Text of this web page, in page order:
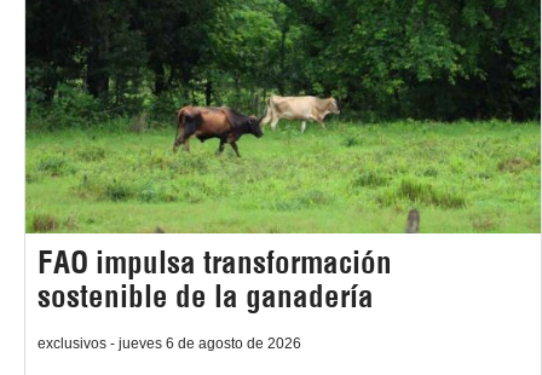
FAO impulsa transformación
sostenible de la ganadería
exclusivos - jueves 6 de agosto de 2026